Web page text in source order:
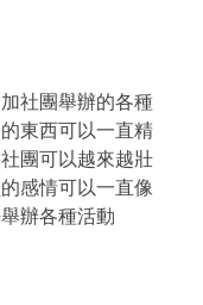
社團舉辦的各種
東西可以一直精
團可以越來越壯
感情可以一直像
辦各種活動